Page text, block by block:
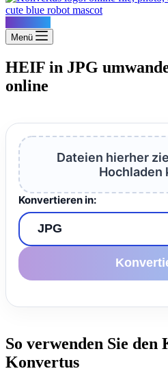
Menü
HEIF in JPG
online
Dateien hierher
Hochladen
Konvertieren in:
So verwenden Sie
Konvertus